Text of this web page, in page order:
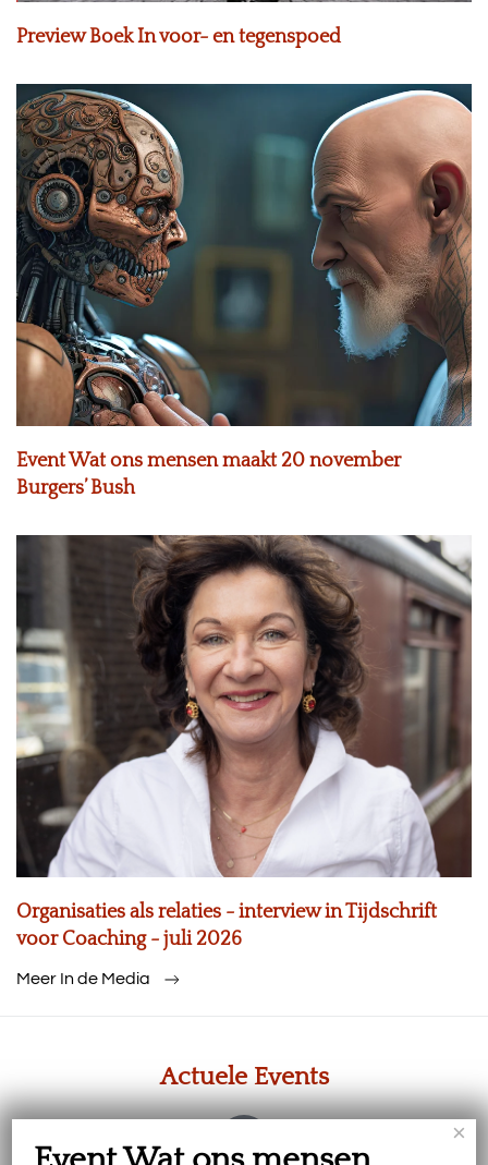
Preview Boek In voor- en tegenspoed
Event Wat ons mensen maakt 20 november
Burgers’ Bush
Organisaties als relaties - interview in Tijdschrift
voor Coaching - juli 2026
Meer In de Media
Actuele Events
×